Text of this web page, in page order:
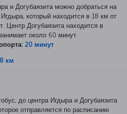
и Догубаязита можно добраться на
который находится в 18 км от
Центр Догубаязита находится в
около 60 минут.
20 минут
км
до центра Игдыра и Догубаязита
отправляется по расписанию